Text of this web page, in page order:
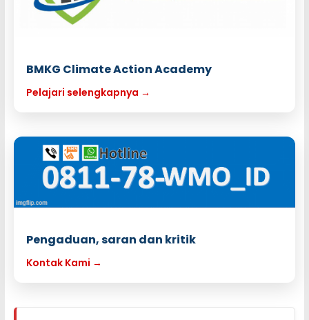
BMKG Climate Action Academy
Pelajari selengkapnya →
Pengaduan, saran dan kritik
Kontak Kami →